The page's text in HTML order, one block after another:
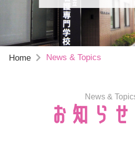
Home News & Topics
News &
お知ら